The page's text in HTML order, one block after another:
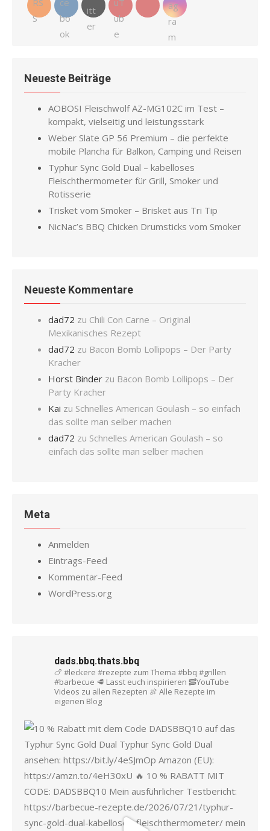
Neueste Beiträge
AOBOSI Fleischwolf AZ-MG102C im Test –
kompakt, vielseitig und leistungsstark
Weber Slate GP 56 Premium – die perfekte
mobile Plancha für Balkon, Camping und Reisen
Typhur Sync Gold Dual – kabelloses
Fleischthermometer für Grill, Smoker und
Rotisserie
Trisket vom Smoker – Brisket aus Tri Tip
NicNac’s BBQ Chicken Drumsticks vom Smoker
Neueste Kommentare
dad72 zu Chili Con Carne – Original
Mexikanisches Rezept
dad72 zu Bacon Bomb Lollipops – Der Party
Kracher
Horst Binder zu Bacon Bomb Lollipops – Der
Party Kracher
Kai zu Schnelles American Goulash – so einfach
das sollte man selber machen
dad72 zu Schnelles American Goulash – so
einfach das sollte man selber machen
Meta
Anmelden
Eintrags-Feed
Kommentar-Feed
WordPress.org
dads.bbq.thats.bbq
🍗 #leckere #rezepte zum Thema #bbq #grillen
#barbecue 🥩 Lasst euch inspirieren 🥓YouTube
Videos zu allen Rezepten 🍖 Alle Rezepte im
eigenen Blog